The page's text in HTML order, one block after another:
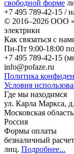
свободной форме
+7 495 789-42-15 /
© 2016–2026 ООО
электрики
Как связаться с
Пн-Пт 9:00-18:00
+7 495 789-42-15
info@pofaze.ru
Политика
Условия
Где мы находимся
ул. Карла Маркса,
Московская область
Россия
Формы оплаты
безналичный
лиц. Подробнее...